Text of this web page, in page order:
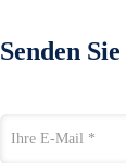
Senden